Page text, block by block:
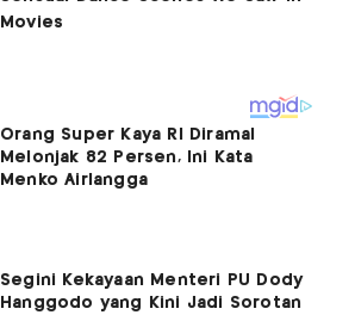
Orang Super Kaya RI Diramal
Melonjak 82 Persen, Ini Kata
Menko Airlangga
Segini Kekayaan Menteri PU Dody
Hanggodo yang Kini Jadi Sorotan